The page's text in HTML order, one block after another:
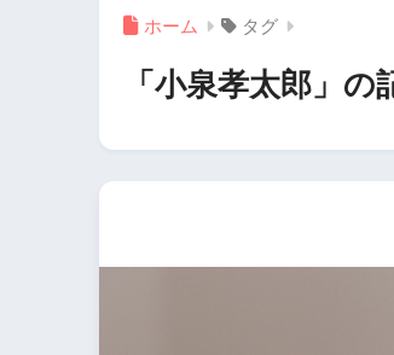
ホーム タグ
「小泉孝太郎」の